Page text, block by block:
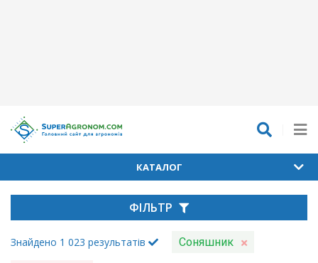
КАТАЛОГ
ФІЛЬТР
Знайдено 1 023 результатів Соняшник